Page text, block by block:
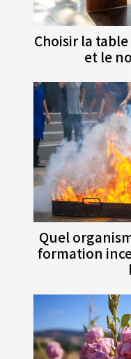
Choisir la
et le
Quel
formation